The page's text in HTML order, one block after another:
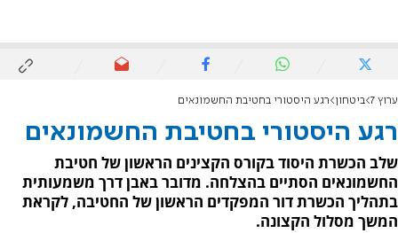
ערוץ 7 ביטחון רגע היסטורי בחטיבת החשמונאים
רגע היסטורי בחטיבת החשמונאים
שלב הכשרת היסוד בקורס הקצינים הראשון של חטיבת
החשמונאים הסתיים בהצלחה. מדובר באבן דרך משמעותית
בתהליך הכשרת דור המפקדים הראשון של החטיבה, לקראת
המשך מסלול הקצונה.